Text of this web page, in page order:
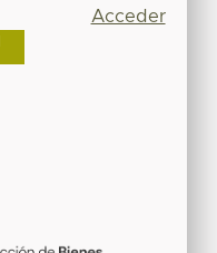
Acceder